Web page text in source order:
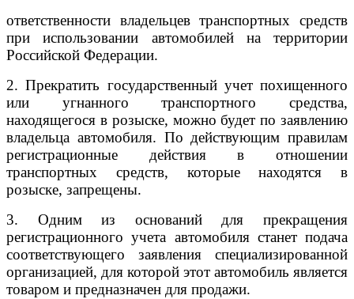
ответственности владельцев транспортных средств
при использовании автомобилей на территории
Российской Федерации.
2. Прекратить государственный учет похищенного
или угнанного транспортного средства,
находящегося в розыске, можно будет по заявлению
владельца автомобиля. По действующим правилам
регистрационные действия в отношении
транспортных средств, которые находятся в
розыске, запрещены.
3. Одним из оснований для прекращения
регистрационного учета автомобиля станет подача
соответствующего заявления специализированной
организацией, для которой этот автомобиль является
товаром и предназначен для продажи.